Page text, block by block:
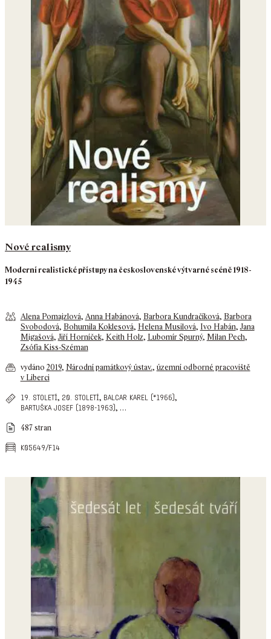
Nové realismy
Moderní realistické přístupy na československé výtvarné scéně 1918-
1945
Alena Pomajzlová, Anna Habánová, Barbora Kundračíková, Barbora
Svobodová, Bohumila Koklesová, Helena Musilová, Ivo Habán,Jana
Migašová,Jiří Horníček, Keith Holz, Lubomír Spurný, Milan Pech,
Zsófia Kiss-Széman
vydáno 2019, Národní památkový ústav., územní odborné pracoviště
v Liberci
19. století, 20. století, balcar karel (*1966),
bartuška josef (1898-1963), …
487 stran
k05649/f14